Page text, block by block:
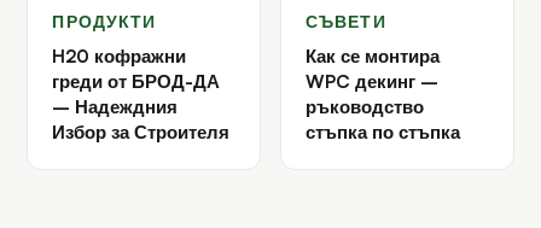
ПРОДУКТИ
H20 кофражни
греди от БРОД-ДА
– Надеждния
Избор за Строителя
СЪВЕТИ
Как се монтира
WPC декинг –
ръководство
стъпка по стъпка